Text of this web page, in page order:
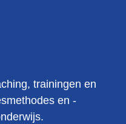
trainingen en
en -